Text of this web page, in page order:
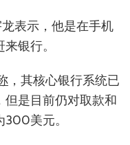
表示，他是在手机
银行。
，其核心银行系统已
是目前仍对取款和
美元。